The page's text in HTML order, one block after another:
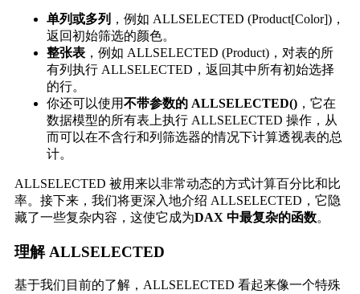
单列或多列 ，例如 ALLSELECTED (Product[Color])，
返回初始筛选的颜色。
整张表 ，例如 ALLSELECTED (Product)，对表的所
有列执行 ALLSELECTED，返回其中所有初始选择
的行。
你还可以使用不带参数的 ALLSELECTED() ，它在
数据模型的所有表上执行 ALLSELECTED 操作，从
而可以在不含行和列筛选器的情况下计算透视表的总
计。
ALLSELECTED 被用来以非常动态的方式计算百分比和比
率。接下来，我们将更深入地介绍 ALLSELECTED，它隐
藏了一些复杂内容，这使它成为DAX 中最复杂的函数。
理解 ALLSELECTED
基于我们目前的了解，ALLSELECTED 看起来像一个特殊